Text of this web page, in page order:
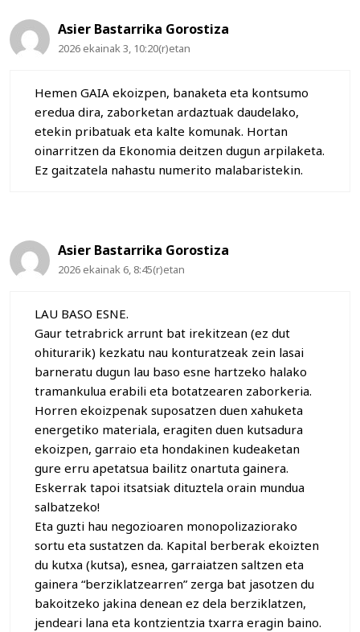
Asier Bastarrika Gorostiza
2026 ekainak 3, 10:20(r)etan
Hemen GAIA ekoizpen, banaketa eta kontsumo
eredua dira, zaborketan ardaztuak daudelako,
etekin pribatuak eta kalte komunak. Hortan
oinarritzen da Ekonomia deitzen dugun arpilaketa.
Ez gaitzatela nahastu numerito malabaristekin.
Asier Bastarrika Gorostiza
2026 ekainak 6, 8:45(r)etan
LAU BASO ESNE.
Gaur tetrabrick arrunt bat irekitzean (ez dut
ohiturarik) kezkatu nau konturatzeak zein lasai
barneratu dugun lau baso esne hartzeko halako
tramankulua erabili eta botatzearen zaborkeria.
Horren ekoizpenak suposatzen duen xahuketa
energetiko materiala, eragiten duen kutsadura
ekoizpen, garraio eta hondakinen kudeaketan
gure erru apetatsua bailitz onartuta gainera.
Eskerrak tapoi itsatsiak dituztela orain mundua
salbatzeko!
Eta guzti hau negozioaren monopolizaziorako
sortu eta sustatzen da. Kapital berberak ekoizten
du kutxa (kutsa), esnea, garraiatzen saltzen eta
gainera “berziklatzearren” zerga bat jasotzen du
bakoitzeko jakina denean ez dela berziklatzen,
jendeari lana eta kontzientzia txarra eragin baino.